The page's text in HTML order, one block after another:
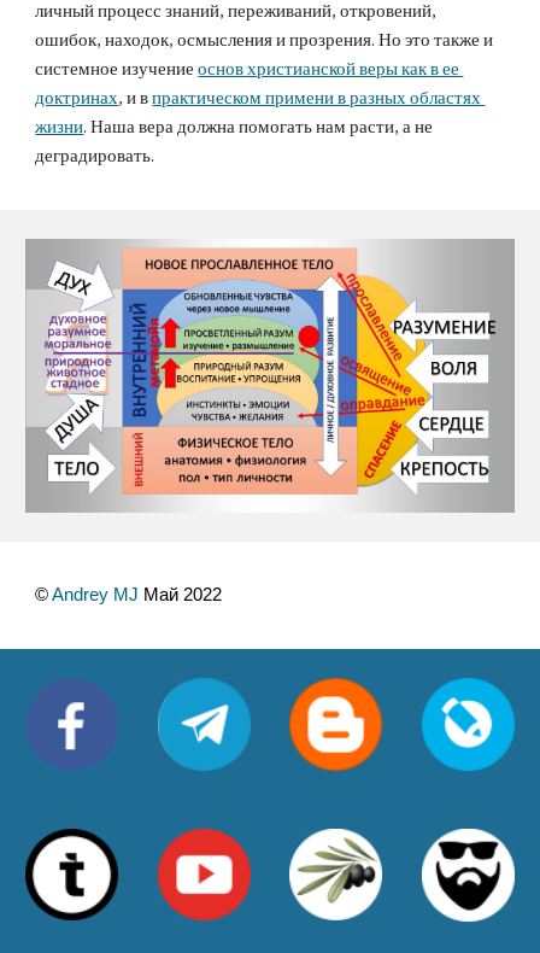
личный процесс знаний, переживаний, откровений,
ошибок, находок, осмысления и прозрения. Но это также и
системное изучение основ христианской веры как в ее
доктринах, и в практическом примени в разных областях
жизни. Наша вера должна помогать нам расти, а не
деградировать.
© Andrey MJ Май 2022